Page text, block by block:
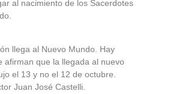
al nacimiento de los Sacerdotes
llega al Nuevo Mundo. Hay
afirman que la llegada al nuevo
el 13 y no el 12 de octubre.
Juan José Castelli.